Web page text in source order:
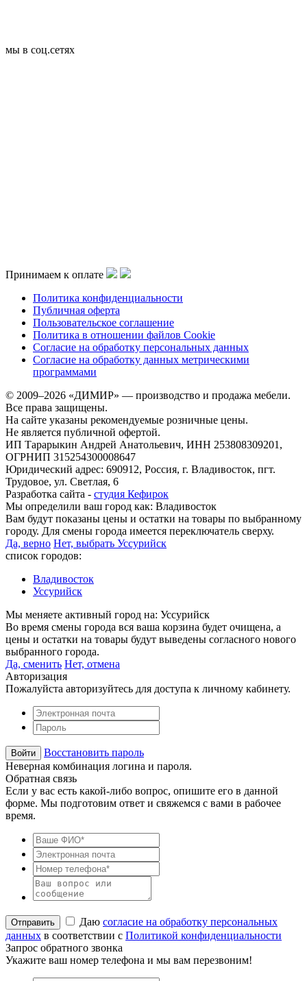
мы в соц.сетях
Принимаем к оплате
Политика конфиденциальности
Публичная оферта
Пользовательское соглашение
Политика в отношении файлов Cookie
Согласие на обработку персональных данных
Согласие на обработку данных метрическими
программами
© 2009–2026 «ДИМИР» — производство и продажа мебели.
Все права защищены.
На сайте указаны рекомендуемые розничные цены.
Не является публичной офертой.
ИП Тарарыкин Андрей Анатольевич, ИНН 253808309201,
ОГРНИП 315254300008647
Юридический адрес: 690912, Россия, г. Владивосток, пгт.
Трудовое, ул. Светлая, 6
Разработка сайта - студия Кефирок
Мы определили ваш город как: Владивосток
Вам будут показаны цены и остатки на товары по выбранному
городу. Для смены города имеется переключатель сверху.
Да, верно Нет, выбрать Уссурийск
список городов:
Владивосток
Уссурийск
Мы меняете активный город на: Уссурийск
Во время смены города вся ваша корзина будет очищена, а
цены и остатки на товары будут выведены согласного нового
выбранного города.
Да, сменить Нет, отмена
Авторизация
Пожалуйста авторизуйтесь для доступа к личному кабинету.
Восстановить пароль
Неверная комбинация логина и пароля.
Обратная связь
Если у вас есть какой-либо вопрос, опишите его в данной
форме. Мы подготовим ответ и свяжемся с вами в рабочее
время.
Даю согласие на обработку персональных
данных в соответствии с Политикой конфиденциальности
Запрос обратного звонка
Укажите ваш номер телефона и мы вам перезвоним!